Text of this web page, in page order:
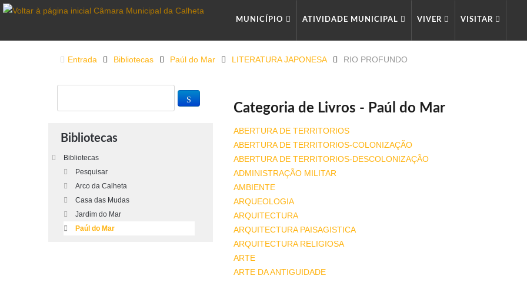
MUNICÍPIO ATIVIDADE MUNICIPAL VIVER VISITAR
Entrada Bibliotecas Paúl do Mar LITERATURA JAPONESA RIO PROFUNDO
Categoria de Livros - Paúl do Mar
ABERTURA DE TERRITORIOS
ABERTURA DE TERRITORIOS-COLONIZAÇÃO
ABERTURA DE TERRITORIOS-DESCOLONIZAÇÃO
ADMINISTRAÇÃO MILITAR
AMBIENTE
ARQUEOLOGIA
ARQUITECTURA
ARQUITECTURA PAISAGISTICA
ARQUITECTURA RELIGIOSA
ARTE
ARTE DA ANTIGUIDADE
Bibliotecas
Bibliotecas
Pesquisar
Arco da Calheta
Casa das Mudas
Jardim do Mar
Paúl do Mar